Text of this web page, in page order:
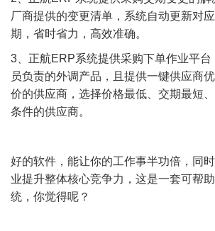
厂商提供的变更清单，系统自动更新对
期，省时省力，高效准确。
3 、正航ERP系统提供采购下单作业平
员负责的外调产品，且提供一键供应商
价的供应商，选择价格最低、交期最短
条件的供应商。
好的软件，能让你的工作事半功倍，同
业提升整体核心竞争力， 这是一套可帮
统 ，你觉得呢？